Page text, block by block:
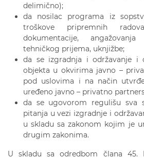
delimično);
da nosilac programa iz
troškove pripremnih
dokumentacije,
tehničkog prijema, uknjižbe;
da se izgradnja i održavanje i
objekta u okvirima javno –
pod uslovima i na način
uređeno javno – privatno
da se ugovorom regulišu sva
pitanja u vezi izgradnje i
u skladu sa zakonom kojim je
drugim zakonima.
U skladu sa odredbom člana 45.